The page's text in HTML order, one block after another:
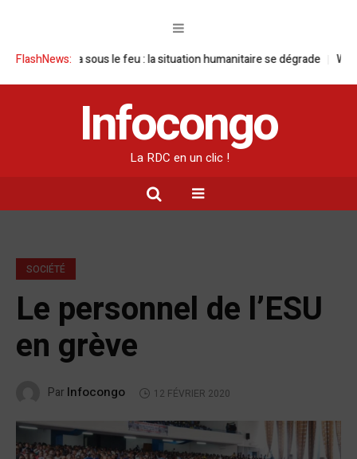
FlashNews:
Goma sous le feu : la situation humanitaire se dégrade William Ruto
Infocongo
La RDC en un clic !
SOCIÉTÉ
Le personnel de l’ESU
en grève
Par Infocongo 12 FÉVRIER 2020